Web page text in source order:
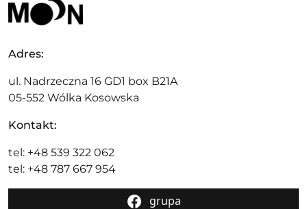
Adres:
ul. Nadrzeczna 16 GD1 box B21A
05-552 Wólka Kosowska
Kontakt:
tel: +48 539 322 062
tel: +48 787 667 954
grupa